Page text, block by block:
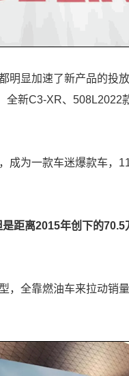
明显加速了新产品的投
全新C3-XR、
成为一款车迷爆款车，
距离2015年创下的
，全靠燃油车来拉动销